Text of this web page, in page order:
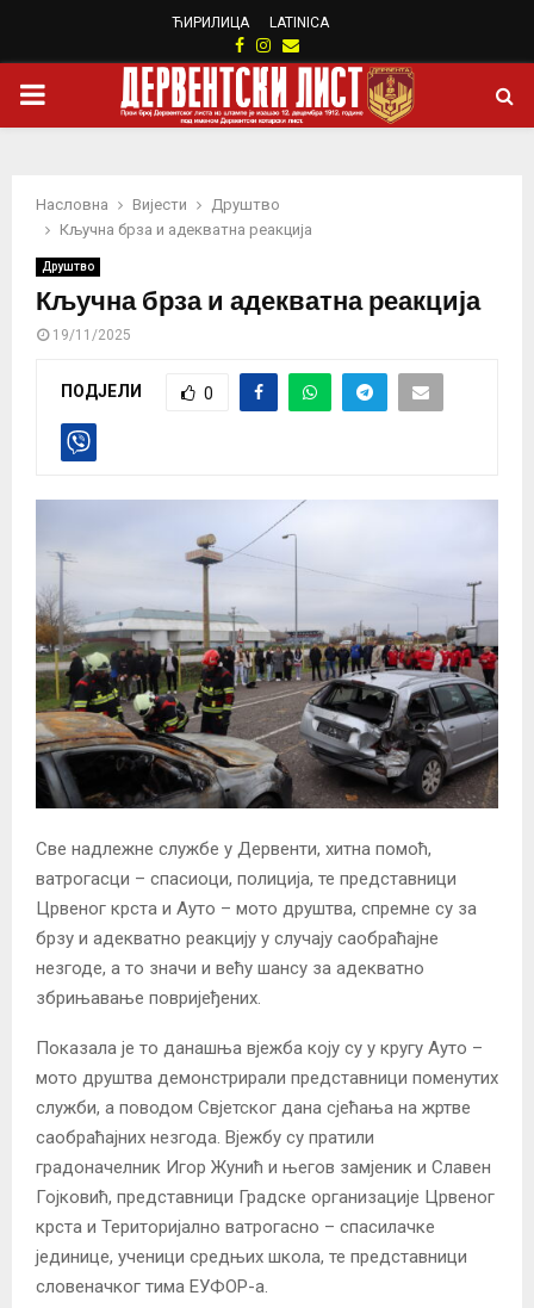
ЋИРИЛИЦА LATINICA
Facebook
Instagram
Email
PRIMARY
Насловна Вијести
Друштво
Кључна брза и адекватна реакција
Друштво
Кључна брза и адекватна реакција
19/11/2025
ПОДЈЕЛИ 0
Све надлежне службе у Дервенти, хитна помоћ,
ватрогасци – спасиоци, полиција, те представници
Црвеног крста и Ауто – мото друштва, спремне су за
брзу и адекватно реакцију у случају саобраћајне
незгоде, а то значи и већу шансу за адекватно
збрињавање повријеђених.
Показала је то данашња вјежба коју су у кругу Ауто –
мото друштва демонстрирали представници поменутих
служби, а поводом Свјетског дана сјећања на жртве
саобраћајних незгода. Вјежбу су пратили
градоначелник Игор Жунић и његов замјеник и Славен
Гојковић, представници Градске организације Црвеног
крста и Територијално ватрогасно – спасилачке
јединице, ученици средњих школа, те представници
словеначког тима ЕУФОР-а.